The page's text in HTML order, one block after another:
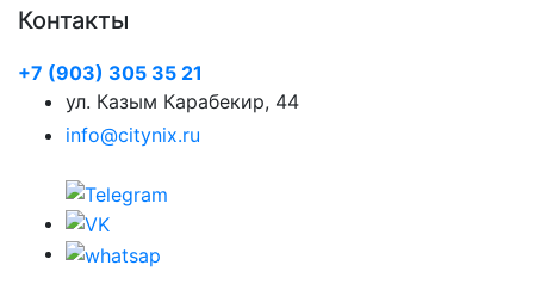
Контакты
+7 (903) 305 35 21
ул. Казым Карабекир, 44
info@citynix.ru